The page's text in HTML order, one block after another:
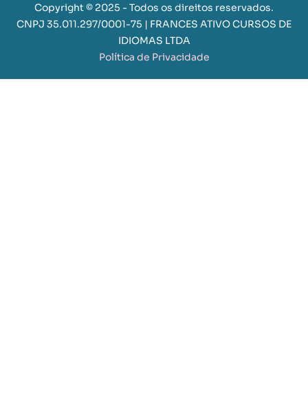
Copyright © 2025 - Todos os direitos reservados.
CNPJ 35.011.297/0001-75 | FRANCES ATIVO CURSOS DE
IDIOMAS LTDA
Política de Privacidade